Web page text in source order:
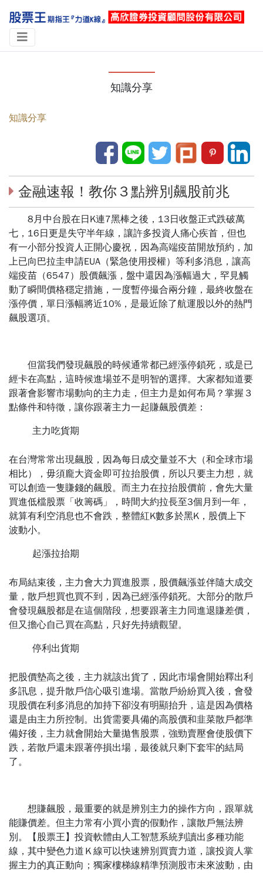
知識分享
知識分享
金融速報！教你３點辨別飆股前兆
8月中台股在日K連7黑棒之後，13日收盤正式跌破萬
七，16日更是失守半年線，讓許多投資人痛心疾首，但也
有一小部分投資人正開心慶祝，因為高端疫苗開放預約，加
上已向巴拉圭申請EUA（緊急使用授權）等利多消息，讓高
端疫苗（6547）股價飆漲，盤中還因為漲幅過大，罕見觸
動了瞬間價格穩定措施，一度暫停撮合兩分鐘，最終收盤在
漲停價，單日漲幅將近10%，是最近除了航運股以外的熱門
飆股選項。
但當我們發現飆股的時候通常都已經漲停鎖死，或是已
經卡在高點，這時候進場並不是明智的選擇。大家都知道要
跟著會影響市場動向的主力走，但主力是如何布局？掌握３
點條件和特徵，讓你跟著主力一起賺飆股價差：
主力吃貨期
在台灣常常出現飆股，因為每日成交量並不大（和全球市場
相比），毋須龐大資金即可拉抬股價，所以只要主力想，就
可以創造一隻賺錢的飆股。而主力在拉抬股價前，會先大量
買進低檔股票「收籌碼」，時間大約拉長至3個月到一年，
就算有利空消息也不會跌，整體紅K數多於黑K，股價上下
波動小。
起漲拉抬期
布局結束後，主力會大力買進股票，股價飆漲並伴隨大成交
量，散戶想買也買不到，因為已經漲停鎖死。大部分的散戶
會發現飆股都是在這個階段，想要跟著主力同進退賺差價，
但又擔心自己買在高點，只好先持續觀望。
停利出貨期
把股價墊高之後，主力就該出貨了，因此市場會開始釋出利
多訊息，提升散戶信心吸引進場。當散戶紛紛買入後，會發
現股價在利多消息的加持下卻沒有明顯抬升，這是因為價格
還是由主力所控制。出貨需要具備的高股價和韭菜散戶都準
備好後，主力就會開始大量拋售股票，強勁賣壓會使股價下
跌，若散戶還未跟著停損出場，最後就只剩下套牢的結局
了。
想賺飆股，最重要的就是辨別主力的操作方向，跟單就
能賺價差。但主力常有小買小賣的假動作，讓散戶無法辨
別。【股票王】投資軟體由人工智慧系統判讀出多種功能
線，其中變色力道Ｋ線可以快速辨別買賣力道，讓投資人掌
握主力的真正動向；獨家樓梯線精準預測股市未來波動，由